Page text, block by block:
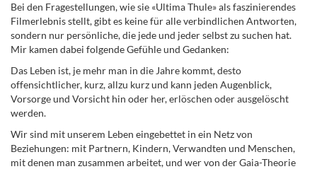
Bei den Fragestellungen, wie sie «Ultima Thule» als faszinierendes
Filmerlebnis stellt, gibt es keine für alle verbindlichen Antworten,
sondern nur persönliche, die jede und jeder selbst zu suchen hat.
Mir kamen dabei folgende Gefühle und Gedanken:
Das Leben ist, je mehr man in die Jahre kommt, desto
offensichtlicher, kurz, allzu kurz und kann jeden Augenblick,
Vorsorge und Vorsicht hin oder her, erlöschen oder ausgelöscht
werden.
Wir sind mit unserem Leben eingebettet in ein Netz von
Beziehungen: mit Partnern, Kindern, Verwandten und Menschen,
mit denen man zusammen arbeitet, und wer von der Gaia-Theorie